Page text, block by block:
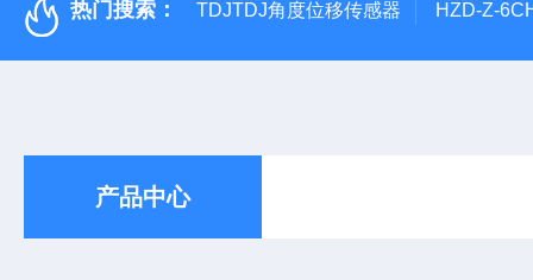
热门搜索： TDJTDJ角度位移传感器 HZD-Z-
产品中心